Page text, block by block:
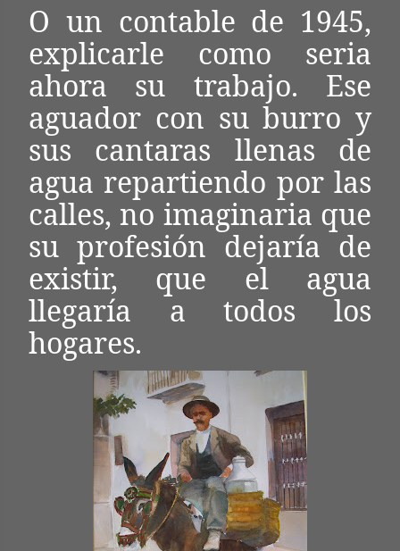
O un contable de 1945,
explicarle como seria
ahora su trabajo. Ese
aguador con su burro y
sus cantaras llenas de
agua repartiendo por las
calles, no imaginaria que
su profesión dejaría de
existir, que el agua
llegaría a todos los
hogares.